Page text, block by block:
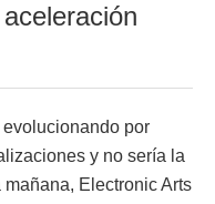
por
y no sería la
Electronic Arts